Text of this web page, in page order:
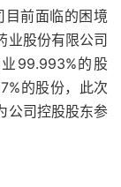
前面临的困境
业股份有限公司
99.993%的股
的股份，此次
公司控股股东参